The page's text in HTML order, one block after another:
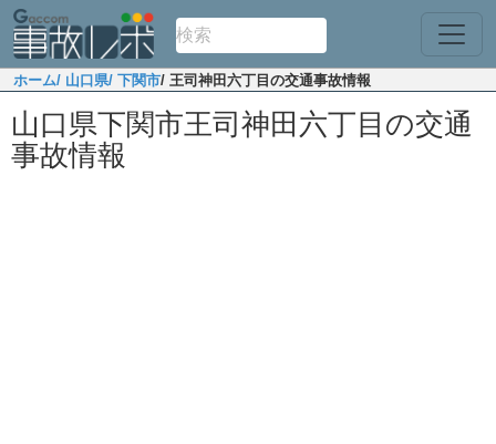
ホーム/ 山口県/ 下関市/ 王司神田六丁目の交通事故情報
山口県下関市王司神田六丁目の交通
事故情報